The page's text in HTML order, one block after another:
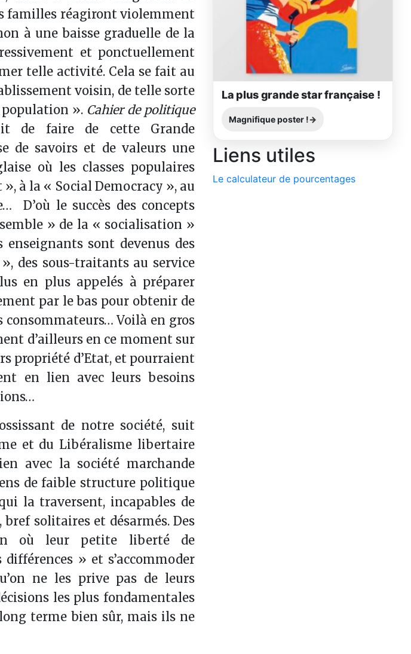
familles réagiront violemment
à une baisse graduelle de la
et ponctuellement
telle activité. Cela se fait au
voisin, de telle sorte
population ». Cahier de politique
de faire de cette Grande
de savoirs et de valeurs une
où les classes populaires
à la « Social Democracy », au
D’où le succès des concepts
» de la « socialisation »
enseignants sont devenus des
des sous-traitants au service
en plus appelés à préparer
par le bas pour obtenir de
consommateurs… Voilà en gros
d’ailleurs en ce moment sur
propriété d’Etat, et pourraient
en lien avec leurs besoins
de notre société, suit
et du Libéralisme libertaire
avec la société marchande
de faible structure politique
la traversent, incapables de
solitaires et désarmés. Des
où leur petite liberté de
» et s’accommoder
ne les prive pas de leurs
les plus fondamentales
terme bien sûr, mais ils ne
La plus grande star française !
Magnifique poster !
Liens utiles
Le calculateur de pourcentages